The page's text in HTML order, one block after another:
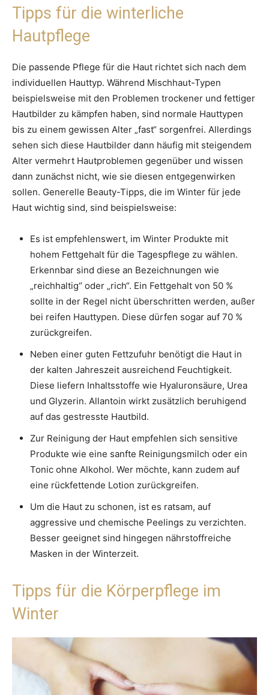
Tipps für die winterliche
Hautpflege
Die passende Pflege für die Haut richtet sich nach dem
individuellen Hauttyp. Während Mischhaut-Typen
beispielsweise mit den Problemen trockener und fettiger
Hautbilder zu kämpfen haben, sind normale Hauttypen
bis zu einem gewissen Alter „fast“ sorgenfrei. Allerdings
sehen sich diese Hautbilder dann häufig mit steigendem
Alter vermehrt Hautproblemen gegenüber und wissen
dann zunächst nicht, wie sie diesen entgegenwirken
sollen. Generelle Beauty-Tipps, die im Winter für jede
Haut wichtig sind, sind beispielsweise:
Es ist empfehlenswert, im Winter Produkte mit
hohem Fettgehalt für die Tagespflege zu wählen.
Erkennbar sind diese an Bezeichnungen wie
„reichhaltig“ oder „rich“. Ein Fettgehalt von 50 %
sollte in der Regel nicht überschritten werden, außer
bei reifen Hauttypen. Diese dürfen sogar auf 70 %
zurückgreifen.
Neben einer guten Fettzufuhr benötigt die Haut in
der kalten Jahreszeit ausreichend Feuchtigkeit.
Diese liefern Inhaltsstoffe wie Hyaluronsäure, Urea
und Glyzerin. Allantoin wirkt zusätzlich beruhigend
auf das gestresste Hautbild.
Zur Reinigung der Haut empfehlen sich sensitive
Produkte wie eine sanfte Reinigungsmilch oder ein
Tonic ohne Alkohol. Wer möchte, kann zudem auf
eine rückfettende Lotion zurückgreifen.
Um die Haut zu schonen, ist es ratsam, auf
aggressive und chemische Peelings zu verzichten.
Besser geeignet sind hingegen nährstoffreiche
Masken in der Winterzeit.
Tipps für die Körperpflege im
Winter